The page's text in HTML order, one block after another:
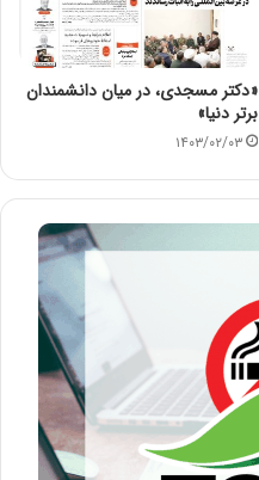
«دکتر مسجدی، در میان دانشمندان
برتر دنیا»
۱۴۰۳/۰۲/۰۳